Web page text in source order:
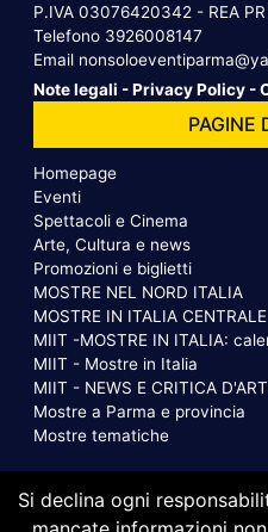
P.IVA 03076420342 - REA
Telefono 3926008147
Email
Note legali -Privacy Policy -
PAGINE
Homepage
Eventi
Spettacoli e Cinema
Arte, Cultura e news
Promozioni e biglietti
MOSTRE NEL NORD ITALIA
MOSTRE IN ITALIA CENTRALE
MIIT -MOSTRE IN ITALIA:
MIIT - Mostre in Italia
MIIT - NEWS E CRITICA
Mostre a Parma e provincia
Mostre tematiche
Si declina ogni